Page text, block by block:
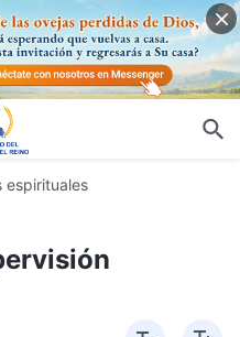
espirituales